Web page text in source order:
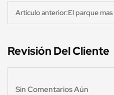
Revisión Del Cliente
Sin Comentarios Aún